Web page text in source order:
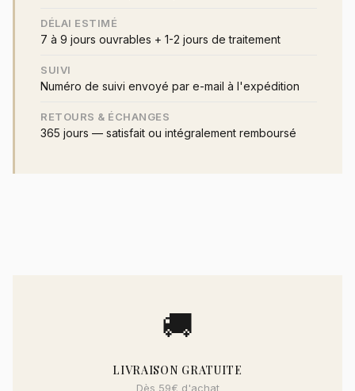
DÉLAI ESTIMÉ
7 à 9 jours ouvrables + 1-2 jours de traitement
SUIVI
Numéro de suivi envoyé par e-mail à l'expédition
RETOURS & ÉCHANGES
365 jours — satisfait ou intégralement remboursé
🚚
LIVRAISON GRATUITE
Dès 59€ d'achat